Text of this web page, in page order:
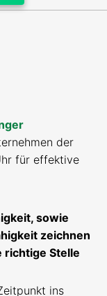
der
für effektive
sowie
zeichnen
richtige Stelle
ins